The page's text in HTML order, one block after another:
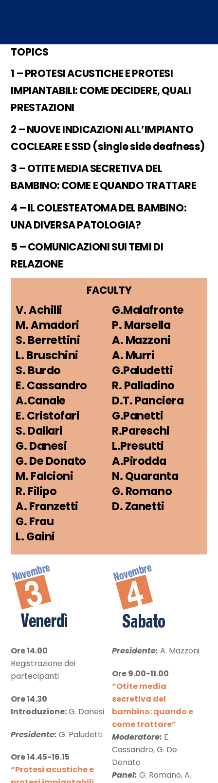
TOPICS
1 – PROTESI ACUSTICHE E PROTESI
IMPIANTABILI: COME DECIDERE, QUALI
PRESTAZIONI
2 – NUOVE INDICAZIONI ALL’IMPIANTO
COCLEARE E SSD (single side deafness)
3 – OTITE MEDIA SECRETIVA DEL
BAMBINO: COME E QUANDO TRATTARE
4 – IL COLESTEATOMA DEL BAMBINO:
UNA DIVERSA PATOLOGIA?
5 – COMUNICAZIONI SUI TEMI DI
RELAZIONE
FACULTY
V. Achilli
M. Amadori
S. Berrettini
L. Bruschini
S. Burdo
E. Cassandro
A.Canale
E. Cristofari
S. Dallari
G. Danesi
G. De Donato
M. Falcioni
R. Filipo
A. Franzetti
G. Frau
L. Gaini
G.Malafronte
P. Marsella
A. Mazzoni
A. Murri
G.Paludetti
R. Palladino
D.T. Panciera
G.Panetti
R.Pareschi
L.Presutti
A.Pirodda
N. Quaranta
G. Romano
D. Zanetti
Ore 14.00
Registrazione dei
partecipanti
Ore 14.30
Introduzione:G. Danesi
Presidente: G. Paludetti
Ore 14.45-16.15
“Protesi acustiche e
Presidente: A. Mazzoni
Ore 9.00-11.00
“Otite media
secretiva del
bambino: quando e
come trattare”
Moderatore: E.
Cassandro, G. De
Donato
Panel: G. Romano, A.